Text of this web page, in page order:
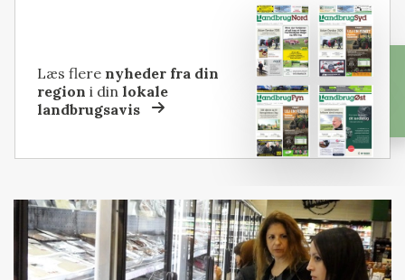
Læs flere nyheder fra din
region i dinlokale
landbrugsavis